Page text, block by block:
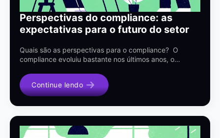
Perspectivas do compliance: as
expectativas para o futuro do setor
Quais são as perspectivas para o compliance? O
compliance evoluiu bastante nos últimos anos, o…
Continue lendo